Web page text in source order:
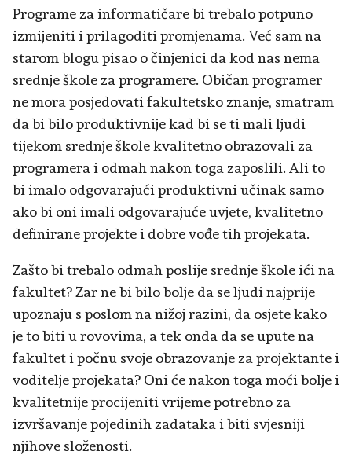
Programe za informatičare bi trebalo potpuno
izmijeniti i prilagoditi promjenama. Već sam na
starom blogu pisao o činjenici da kod nas nema
srednje škole za programere. Običan programer
ne mora posjedovati fakultetsko znanje, smatram
da bi bilo produktivnije kad bi se ti mali ljudi
tijekom srednje škole kvalitetno obrazovali za
programera i odmah nakon toga zaposlili. Ali to
bi imalo odgovarajući produktivni učinak samo
ako bi oni imali odgovarajuće uvjete, kvalitetno
definirane projekte i dobre vođe tih projekata.
Zašto bi trebalo odmah poslije srednje škole ići na
fakultet? Zar ne bi bilo bolje da se ljudi najprije
upoznaju s poslom na nižoj razini, da osjete kako
je to biti u rovovima, a tek onda da se upute na
fakultet i počnu svoje obrazovanje za projektante i
voditelje projekata? Oni će nakon toga moći bolje i
kvalitetnije procijeniti vrijeme potrebno za
izvršavanje pojedinih zadataka i biti svjesniji
njihove složenosti.